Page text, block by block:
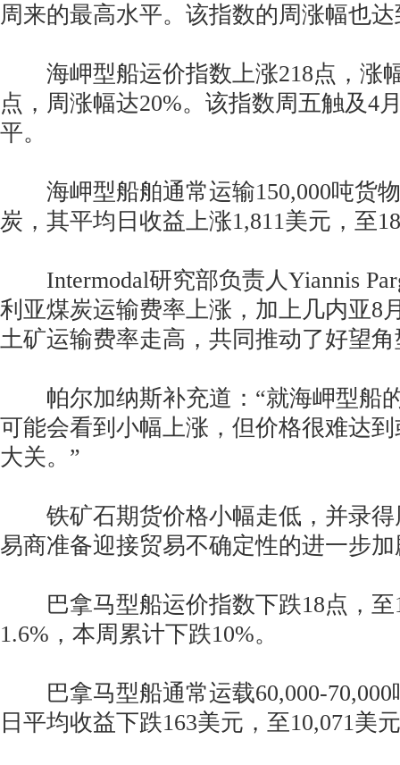
周来的最高水平。该指数的周涨幅也达
海岬型船运价指数上涨218点，涨幅
点，周涨幅达20%。该指数周五触及4
平。
海岬型船舶通常运输150,000吨货
炭，其平均日收益上涨1,811美元，至
Intermodal研究部负责人Yiannis
利亚煤炭运输费率上涨，加上几内亚8
土矿运输费率走高，共同推动了好望
帕尔加纳斯补充道：“就海岬型船
可能会看到小幅上涨，但价格很难达到
大关。”
铁矿石期货价格小幅走低，并录得
易商准备迎接贸易不确定性的进一步
巴拿马型船运价指数下跌18点，至
1.6%，本周累计下跌10%。
巴拿马型船通常运载60,000-70,000
日平均收益下跌163美元，至10,071美